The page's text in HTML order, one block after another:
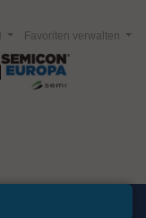
Favoriten verwalten